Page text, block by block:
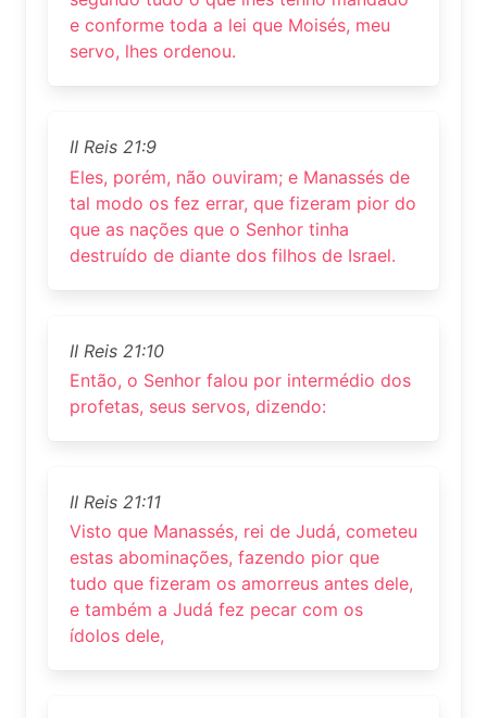
e conforme toda a lei que Moisés, meu
servo, lhes ordenou.
II Reis 21:9
Eles, porém, não ouviram; e Manassés de
tal modo os fez errar, que fizeram pior do
que as nações que o Senhor tinha
destruído de diante dos filhos de Israel.
II Reis 21:10
Então, o Senhor falou por intermédio dos
profetas, seus servos, dizendo:
II Reis 21:11
Visto que Manassés, rei de Judá, cometeu
estas abominações, fazendo pior que
tudo que fizeram os amorreus antes dele,
e também a Judá fez pecar com os
ídolos dele,